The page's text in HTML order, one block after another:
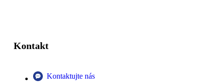
Kontakt
Kontaktujte nás